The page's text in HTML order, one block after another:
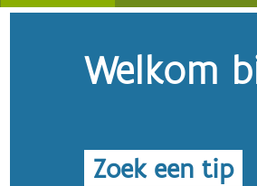
Welkom
Zoek een tip